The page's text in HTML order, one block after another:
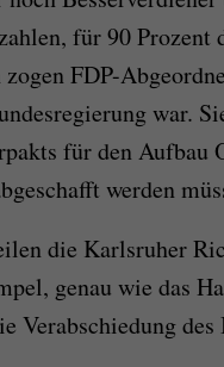
für 90 Prozent
zogen FDP-
war.
für den Aufbau
werden
die Karlsruher
genau wie das
Verabschiedung